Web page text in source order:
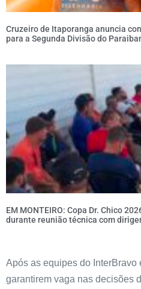
Cruzeiro de Itaporanga anuncia
para a Segunda Divisão do
EM MONTEIRO: Copa Dr. Chico
durante reunião técnica com
Após as equipes do InterBravo
garantirem vaga nas decisões